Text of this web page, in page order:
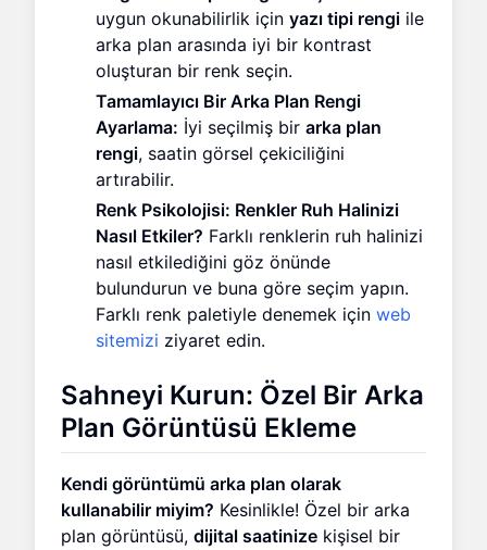
uygun okunabilirlik için yazı tipi rengi ile
arka plan arasında iyi bir kontrast
oluşturan bir renk seçin.
Tamamlayıcı Bir Arka Plan Rengi
Ayarlama: İyi seçilmiş bir arka plan
rengi, saatin görsel çekiciliğini
artırabilir.
Renk Psikolojisi: Renkler Ruh Halinizi
Nasıl Etkiler? Farklı renklerin ruh halinizi
nasıl etkilediğini göz önünde
bulundurun ve buna göre seçim yapın.
Farklı renk paletiyle denemek için web
sitemizi ziyaret edin.
Sahneyi Kurun: Özel Bir Arka
Plan Görüntüsü Ekleme
Kendi görüntümü arka plan olarak
kullanabilir miyim? Kesinlikle! Özel bir arka
plan görüntüsü, dijital saatinize kişisel bir